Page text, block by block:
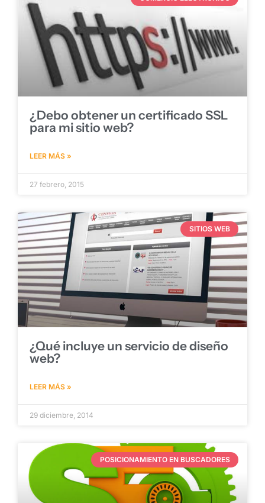
¿Debo obtener un certificado SSL
para mi sitio web?
LEER MÁS »
27 febrero, 2015
SITIOS WEB
¿Qué incluye un servicio de diseño
web?
LEER MÁS »
29 diciembre, 2014
POSICIONAMIENTO EN BUSCADORES